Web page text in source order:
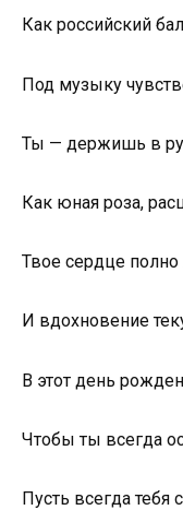
Как российский
Под музыку
Ты — держишь в
Как юная роза,
Твое сердце
И вдохновение
В этот день
Чтобы ты всегда
Пусть всегда тебя